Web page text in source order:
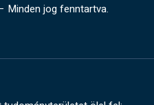
Minden jog fenntartva.